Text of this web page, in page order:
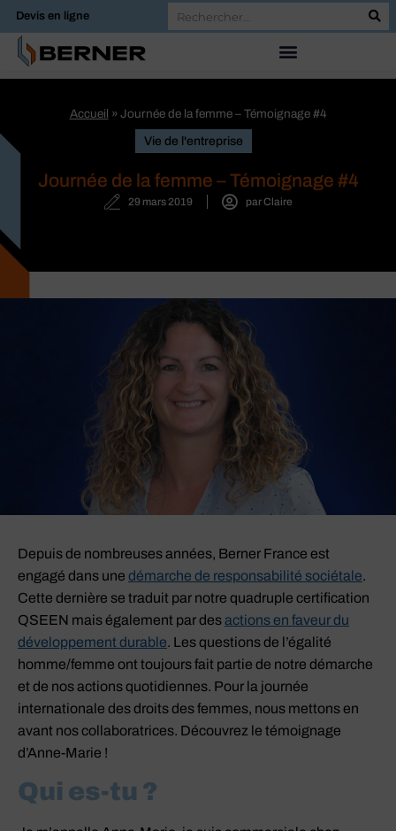
Devis en ligne
Accueil » Journée de la femme – Témoignage #4
Vie de l'entreprise
Journée de la femme – Témoignage #4
29 mars 2019 parClaire
Depuis de nombreuses années, Berner France est
engagé dans une démarche de responsabilité sociétale.
Cette dernière se traduit par notre quadruple certification
QSEEN mais également par desactions en faveur du
développement durable. Les questions de l’égalité
homme/femme ont toujours fait partie de notre démarche
et de nos actions quotidiennes. Pour la journée
internationale des droits des femmes, nous mettons en
avant nos collaboratrices. Découvrez le témoignage
d’Anne-Marie !
Qui es-tu ?